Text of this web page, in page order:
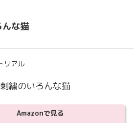
な猫
リアル
繍のいろんな猫
Amazonで見る